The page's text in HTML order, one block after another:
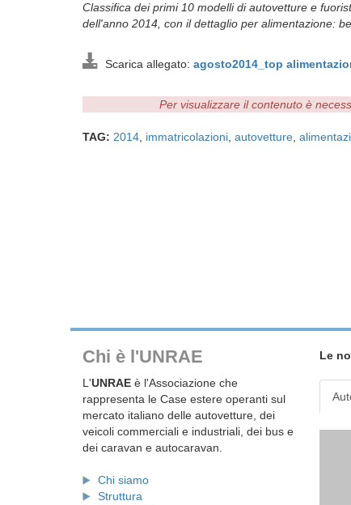
Classifica dei primi 10 modelli di autovetture e
dell'anno 2014, con il dettaglio per alimentazione:
Scarica allegato: agosto2014_top
Per visualizzare il contenuto è
TAG: 2014 immatricolazioni autovetture
Chi è l'UNRAE
L'UNRAE è l'Associazione che
rappresenta le Case estere operanti sul
mercato italiano delle autovetture, dei
veicoli commerciali e industriali, dei bus e
dei caravan e autocaravan.
Chi siamo
Struttura
Le